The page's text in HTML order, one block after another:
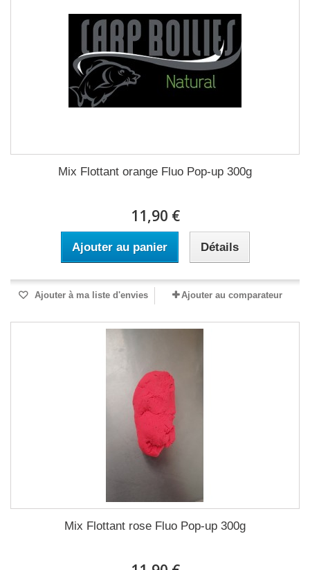
Mix Flottant orange Fluo Pop-up 300g
11,90 €
Ajouter au panier Détails
Ajouter à ma liste d'envies Ajouter au comparateur
Mix Flottant rose Fluo Pop-up 300g